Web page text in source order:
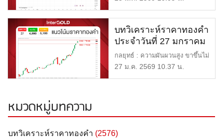
บทวิเคราะห์ราคาทองคำ
ประจำวันที่ 27 มกราคม
2569
กลยุทธ์ : ความผันผวนสูง ขาขึ้นไม่
มั่นคง แนวรับ : $4,990 […]
27 ม.ค. 2569 10.37 น.
หมวดหมู่บทความ
บทวิเคราะห์ราคาทองคำ (2576)